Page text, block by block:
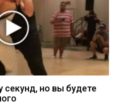
секунд, но вы будете